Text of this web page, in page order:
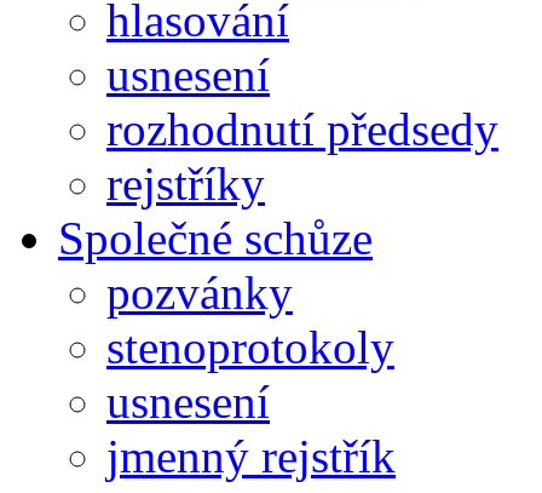
hlasování
usnesení
rozhodnutí předsedy
rejstříky
Společné schůze
pozvánky
stenoprotokoly
usnesení
jmenný rejstřík